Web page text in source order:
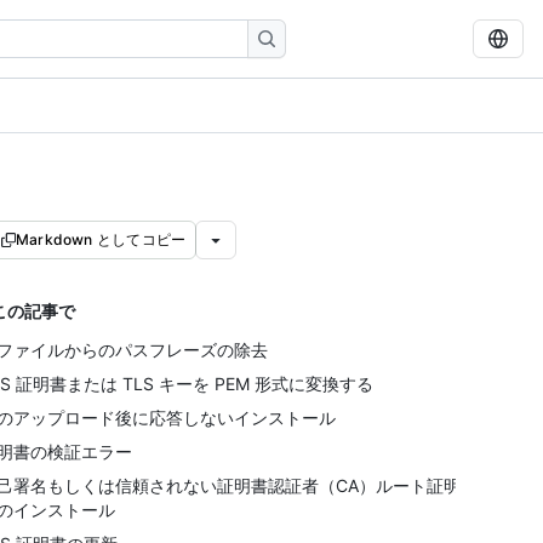
Markdown としてコピー
の記事で
ァイルからのパスフレーズの除去
証明書または TLS キーを PEM 形式に変換する
アップロード後に応答しないインストール
書の検証エラー
署名もしくは信頼されない証明書認証者（CA）ルート証明
インストール